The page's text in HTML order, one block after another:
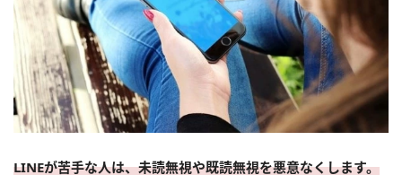
LINEが苦手な人は、未読無視や既読無視を悪意なくします。